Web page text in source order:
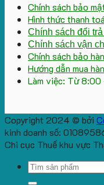
Chính sách bảo
Hình thức thanh
Chính sách đổi
Chính sách vận
Chính sách bảo
Hướng dẫn mua
Làm việc: Từ 8:00
Copyright 2024 © bởi
kinh doanh số:
Chi cục Thuế khu vực
Search